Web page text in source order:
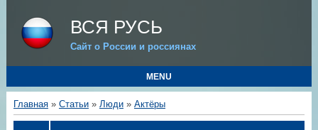
ВСЯ РУСЬ
Сайт о России и россиянах
MENU
Главная» Статьи» Люди» Актёры